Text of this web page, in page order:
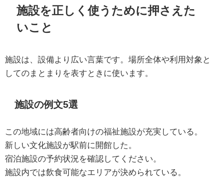
施設を正しく使うために押さえた
いこと
施設は、設備より広い言葉です。場所全体や利用対象と
してのまとまりを表すときに使います。
施設の例文5選
この地域には高齢者向けの福祉施設が充実している。
新しい文化施設が駅前に開館した。
宿泊施設の予約状況を確認してください。
施設内では飲食可能なエリアが決められている。